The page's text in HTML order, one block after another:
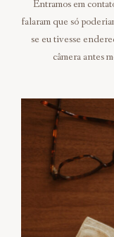
Entramos em
falaram que só
se eu tivesse
câmera antes